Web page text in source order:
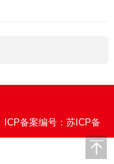
ICP备案编号：苏ICP备